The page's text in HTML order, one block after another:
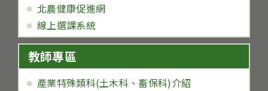
北農健康促進網
線上選課系統
教師專區
產業特殊類科(土木科、畜保科)介紹